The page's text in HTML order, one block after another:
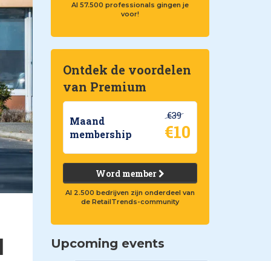
Al 57.500 professionals gingen je
voor!
Ontdek de voordelen
van Premium
Maand
membership
€39
€10
Word member
Al 2.500 bedrijven zijn onderdeel van
de RetailTrends-community
Upcoming events